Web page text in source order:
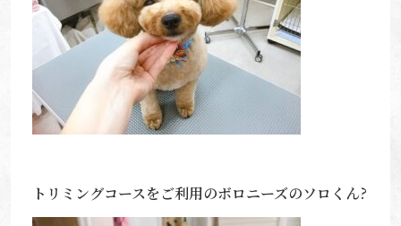
トリミングコースをご利用のボロニーズのソロくん?